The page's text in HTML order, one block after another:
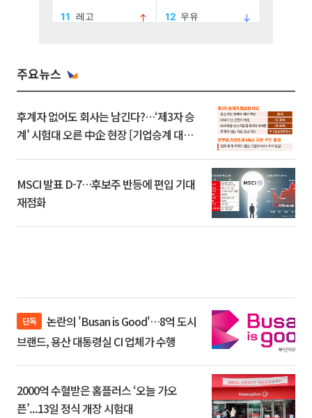
주요뉴스
후계자 없어도 회사는 남긴다?…‘제3자 승
계’ 시험대 오른 中企 현장 [기업승계 대전
MSCI 발표 D-7…후보주 반등에 편입 기대
재점화
단독
브랜드, 용산 대통령실 CI 업체가 수행
2000억 수혈받은 홈플러스 ‘오늘 가오
픈’...13일 정식 개장 시험대